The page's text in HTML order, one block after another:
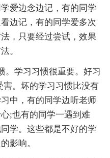
爱边念边记，有的同学
边记，有的同学爱多次
，只要经过尝试，效果
。
。学习习惯很重要。好习
。坏的学习习惯比没有
中，有的同学边听老师
;也有的同学一遇到难
学。这些都是不好的学
影响。